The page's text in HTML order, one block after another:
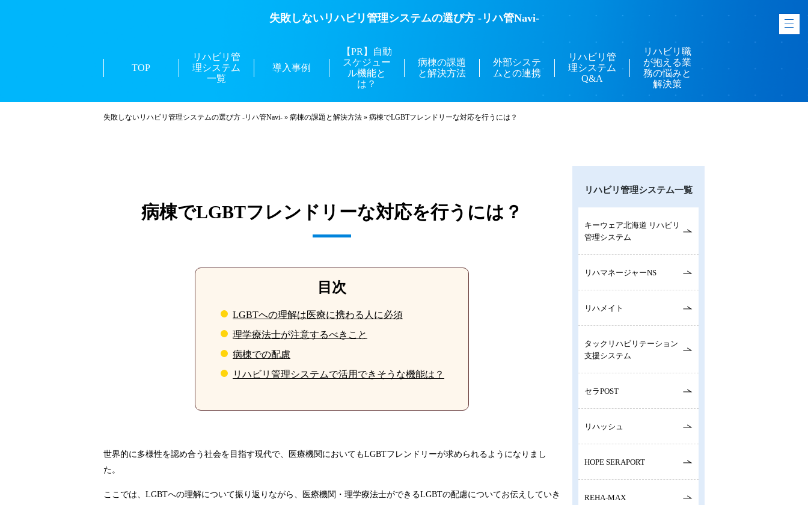
失敗しないリハビリ管理システムの選び方 -リハ管Navi-
TOP
リハビリ管
理システム
一覧
導入事例
【PR】自動
スケジュー
ル機能と
は？
病棟の課題
と解決方法
外部システ
ムとの連携
リハビリ管
理システム
Q&A
リハビリ職
が抱える業
務の悩みと
解決策
失敗しないリハビリ管理システムの選び方 -リハ管Navi- » 病棟の課題と解決方法 » 病棟でLGBTフレンドリーな対応を行うには？
病棟でLGBTフレンドリーな対応を行うには？
目次
LGBTへの理解は医療に携わる人に必須
理学療法士が注意するべきこと
病棟での配慮
リハビリ管理システムで活用できそうな機能は？
世界的に多様性を認め合う社会を目指す現代で、医療機関においてもLGBTフレンドリーが求められるようになりまし
た。
ここでは、LGBTへの理解について振り返りながら、医療機関・理学療法士ができるLGBTの配慮についてお伝えしていき
リハビリ管理システム一覧
キーウェア北海道 リハビリ
管理システム
リハマネージャーNS
リハメイト
タックリハビリテーション
支援システム
セラPOST
リハッシュ
HOPE SERAPORT
REHA-MAX